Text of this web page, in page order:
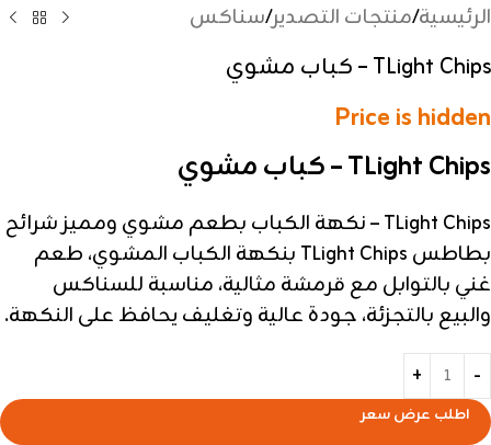
الرئيسية/منتجات التصدير/سناكس
TLight Chips – كباب مشوي
Price is hidden
TLight Chips – كباب مشوي
TLight Chips – نكهة الكباب بطعم مشوي ومميز شرائح
بطاطس TLight Chips بنكهة الكباب المشوي، طعم
غني بالتوابل مع قرمشة مثالية، مناسبة للسناكس
والبيع بالتجزئة، جودة عالية وتغليف يحافظ على النكهة.
اطلب عرض سعر